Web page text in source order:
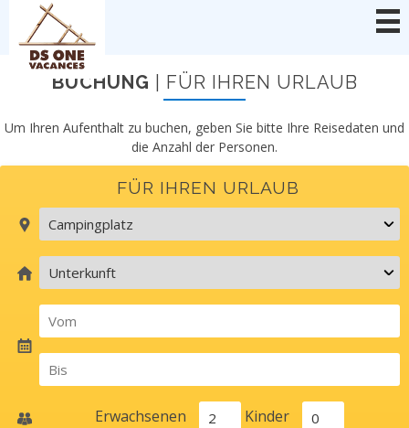
BUCHUNG | FÜR IHREN URLAUB
Um Ihren Aufenthalt zu buchen, geben Sie bitte Ihre Reisedaten und
die Anzahl der Personen.
FÜR IHREN URLAUB
Erwachsenen Kinder
Cookie-Einstellungen